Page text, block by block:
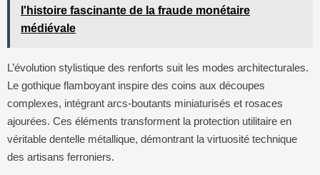
l'histoire fascinante de la fraude monétaire
médiévale
L’évolution stylistique des renforts suit les modes architecturales.
Le gothique flamboyant inspire des coins aux découpes
complexes, intégrant arcs-boutants miniaturisés et rosaces
ajourées. Ces éléments transforment la protection utilitaire en
véritable dentelle métallique, démontrant la virtuosité technique
des artisans ferroniers.